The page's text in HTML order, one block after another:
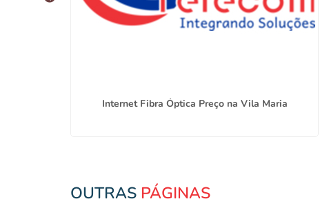
Internet Fibra Óptica Preço na Vila Maria
OUTRAS PÁGINAS